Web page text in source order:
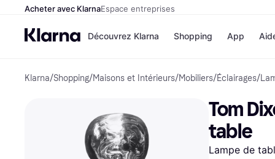
Acheter avec KlarnaEspace entreprises
Découvrez Klarna
Options de paiement
Payer maintenant
Paiement en 3 fois
Paiement à 30 jours
Klarna sur Apple Pay
Shopping
Magasins
Airbnb
Temu
JD Sports
App
Klarna/Shopping/Maisons et Intérieurs/Mobiliers/Éclairages/
Tom
table
Lampe de